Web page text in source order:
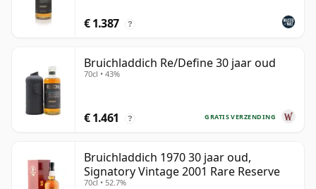
€ 1.387 ?
Bruichladdich Re/Define 30 jaar oud
70cl • 43%
GRATIS VERZENDING
€ 1.461 ?
Bruichladdich 1970 30 jaar oud,
Signatory Vintage 2001 Rare Reserve
70cl • 52.7%